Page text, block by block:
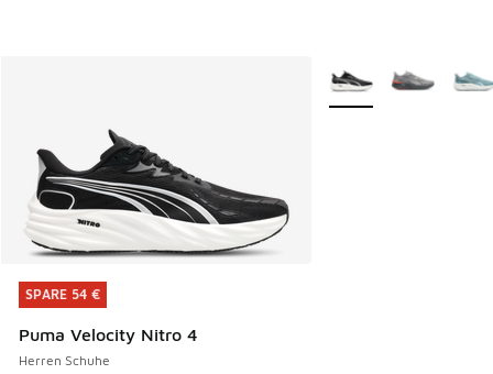
SPARE 54 €
Puma Velocity Nitro 4
Herren Schuhe
SPARE 54 €
Weitere Farben